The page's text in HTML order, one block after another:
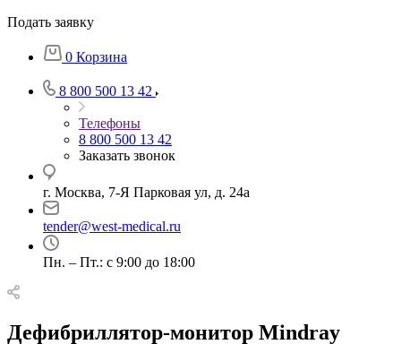
Подать заявку
0 Корзина
8 800 500 13 42
Телефоны
8 800 500 13 42
Заказать звонок
г. Москва, 7-Я Парковая ул, д. 24а
tender@west-medical.ru
Пн. – Пт.: с 9:00 до 18:00
Дефибриллятор-монитор Mindray